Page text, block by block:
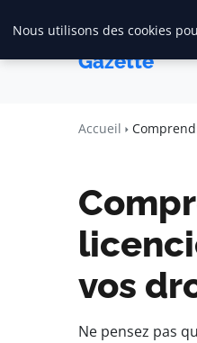
Maadi
Gazette
Accueil
vos
Ne pensez pas
Nous utilisons des cookies